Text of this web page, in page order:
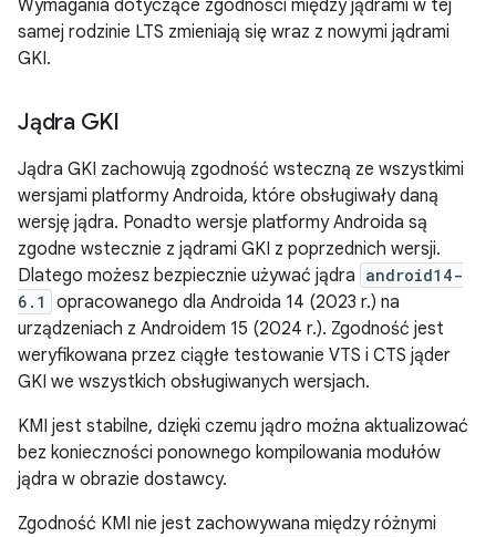
Wymagania dotyczące zgodności między jądrami w tej
samej rodzinie LTS zmieniają się wraz z nowymi jądrami
GKI.
Jądra GKI
Jądra GKI zachowują zgodność wsteczną ze wszystkimi
wersjami platformy Androida, które obsługiwały daną
wersję jądra. Ponadto wersje platformy Androida są
zgodne wstecznie z jądrami GKI z poprzednich wersji.
Dlatego możesz bezpiecznie używać jądra android14-
6.1
opracowanego dla Androida 14 (2023 r.) na
urządzeniach z Androidem 15 (2024 r.). Zgodność jest
weryfikowana przez ciągłe testowanie VTS i CTS jąder
GKI we wszystkich obsługiwanych wersjach.
KMI jest stabilne, dzięki czemu jądro można aktualizować
bez konieczności ponownego kompilowania modułów
jądra w obrazie dostawcy.
Zgodność KMI nie jest zachowywana między różnymi